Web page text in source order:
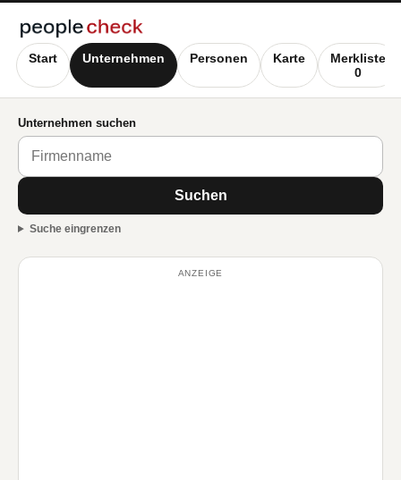
Start Unternehmen Personen Karte
Merkliste
0
Unternehmen suchen
Suchen
Suche eingrenzen
ANZEIGE